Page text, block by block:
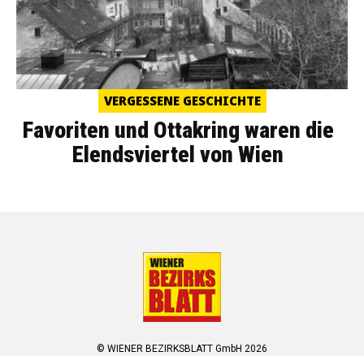
VERGESSENE GESCHICHTE
Favoriten und Ottakring waren die
Elendsviertel von Wien
© WIENER BEZIRKSBLATT GmbH 2026